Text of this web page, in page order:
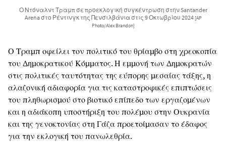
Ο Ντόναλντ Τραμπ σε προεκλογική συγκέντρωση στην Santander
Arena στο Ρέντινγκ της Πενσιλβάνια στις 9 Οκτωβρίου 2024 [AP
Photo/Alex Brandon]
Ο Τραμπ οφείλει τον πολιτικό του θρίαμβο στη χρεοκοπία
του Δημοκρατικού Κόμματος. Η εμμονή των Δημοκρατών
στις πολιτικές ταυτότητας της εύπορης μεσαίας τάξης, η
αλαζονική αδιαφορία για τις καταστροφικές επιπτώσεις
του πληθωρισμού στο βιοτικό επίπεδο των εργαζομένων
και η αδιάκοπη υποστήριξη του πολέμου στην Ουκρανία
και της γενοκτονίας στη Γάζα προετοίμασαν το έδαφος
για την εκλογική του πανωλεθρία.